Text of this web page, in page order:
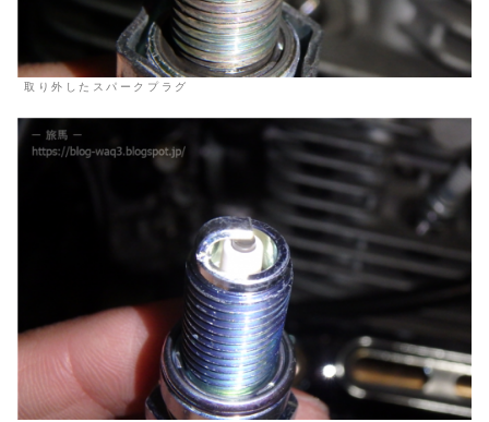
取り外したスパークプラグ